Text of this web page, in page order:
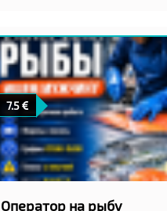
7.5
Оператор на рыбу